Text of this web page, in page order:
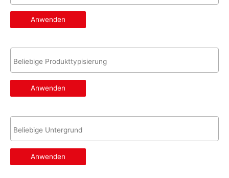
Anwenden
Anwenden
Anwenden